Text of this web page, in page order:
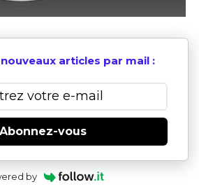
articles par mail :
Abonnez-vous
by